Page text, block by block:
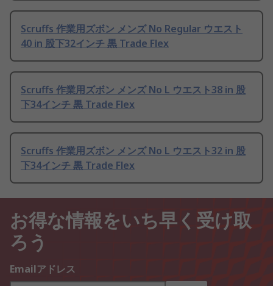
Scruffs 作業用ズボン メンズ No Regular ウエスト
40 in 股下32インチ 黒 Trade Flex
Scruffs 作業用ズボン メンズ No L ウエスト38 in 股
下34インチ 黒 Trade Flex
Scruffs 作業用ズボン メンズ No L ウエスト32 in 股
下34インチ 黒 Trade Flex
お得な情報をいち早く受け取
ろう
Emailアドレス